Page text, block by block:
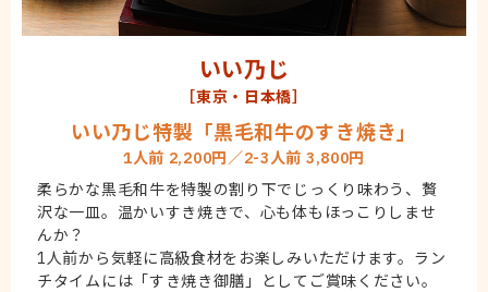
いい乃じ
［東京・日本橋］
いい乃じ特製「黒毛和牛のすき焼き」
1人前 2,200円／2-3人前 3,800円
柔らかな黒毛和牛を特製の割り下でじっくり味わう、贅
沢な一皿。温かいすき焼きで、心も体もほっこりしませ
んか？
1人前から気軽に高級食材をお楽しみいただけます。ラン
チタイムには「すき焼き御膳」としてご賞味ください。